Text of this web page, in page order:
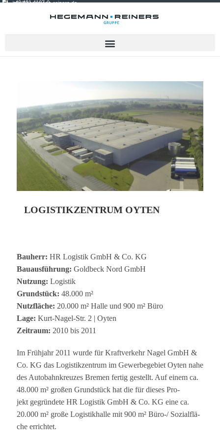
+49 421 4107-0
info@hegemann-reiners.de
LOGISTIKZENTRUM OYTEN
Bau­herr: HR Logis­tik GmbH & Co. KG
Bau­aus­füh­rung: Gold­beck Nord GmbH
Nut­zung: Logistik
Grund­stück: 48.000 m²
Nutz­flä­che: 20.000 m² Halle und 900 m² Büro
Lage: Kurt-Nagel-Str. 2 | Oyten
Zeit­raum: 2010 bis 2011
Im Früh­jahr 2011 wurde für Kraft­ver­kehr Nagel GmbH &
Co. KG das Logis­tik­zen­trum im Gewer­be­ge­biet Oyten nahe
des Auto­bahn­kreu­zes Bre­men fer­tig gestellt. Auf einem ca.
48.000 m² gro­ßen Grund­stück hat die für die­ses Pro­
jekt gegrün­dete HR Logis­tik GmbH & Co. KG eine ca.
20.000 m² große Logis­tik­halle mit 900 m² Büro-/ Sozi­al­flä­
che errichtet.